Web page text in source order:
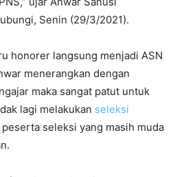
Senin (29/3/2021).
honorer langsung menjadi ASN
menerangkan dengan
maka sangat patut untuk
lagi melakukan seleksi
seleksi yang masih muda